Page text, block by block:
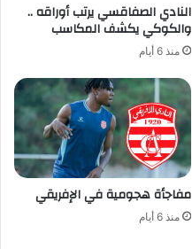
النادي الصفاقسي يرتب أوراقه ..
والكوكي يكشف المكاسب
منذ 6 أيام
مفاجأة هجومية في الإفريقي
منذ 6 أيام